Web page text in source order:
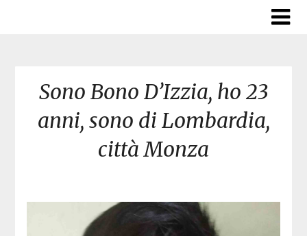
Sono Bono D’Izzia, ho 23
anni, sono di Lombardia,
città Monza